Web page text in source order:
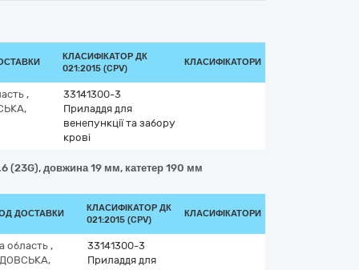
КЛАСИФІКАТОР ДК
021:2015 (CPV)
КЛАСИФІКАТОРИ
,
33141300-3
Приладдя для
венепункції та забору
крові
(23G), довжина 19 мм, катетер 190 мм
ДОСТАВКИ
КЛАСИФІКАТОР ДК
021:2015 (CPV)
КЛАСИФІКАТОРИ
область ,
33141300-3
Приладдя для